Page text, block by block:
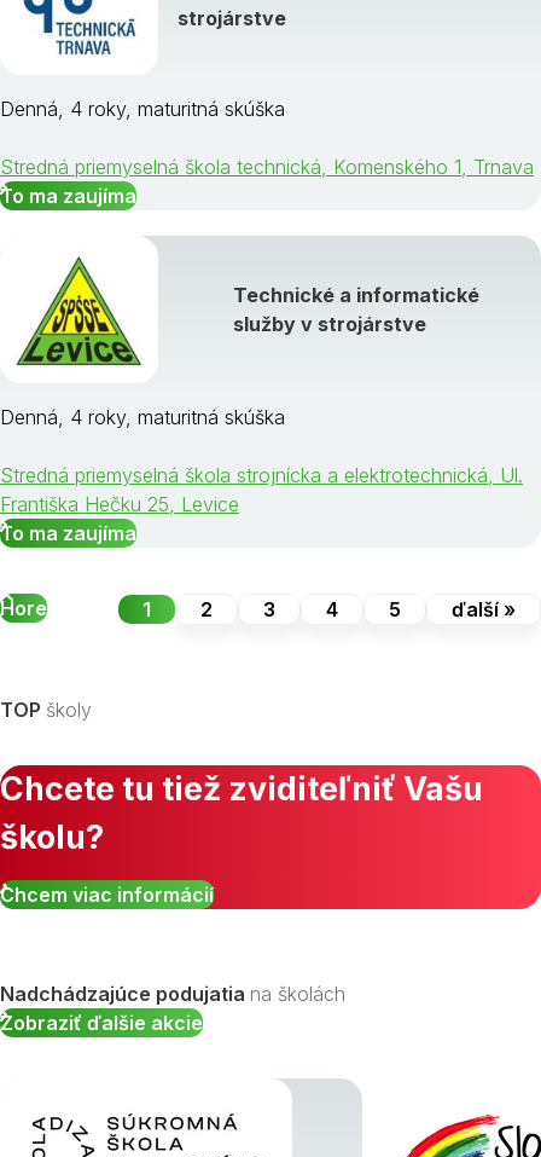
strojárstve
Denná, 4 roky, maturitná skúška
Stredná priemyselná škola technická, Komenského 1, Trnava
To ma zaujíma
Technické a informatické
služby v strojárstve
Denná, 4 roky, maturitná skúška
Stredná priemyselná škola strojnícka a elektrotechnická, Ul.
Františka Hečku 25, Levice
To ma zaujíma
Hore 1 2 3 4 5 ďalší »
TOP školy
Chcete tu tiež zviditeľniť Vašu
školu?
Chcem viac informácií
Nadchádzajúce podujatia na školách
Zobraziť ďalšie akcie